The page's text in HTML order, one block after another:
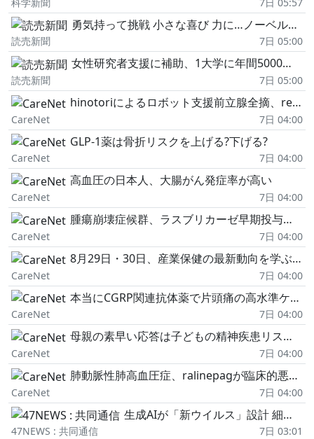
勇気持って挑戦 小さな喜び 力に…ノーベル賞受賞者を囲むフォーラム~次世代へのメッセージ 「未知なるものを追い求め」 @東京大学安田講堂
読売新聞 7日 05:00
女性研究者支援に補助、1大学に年間5000万円…出産・子育と両立できる環境整備し研究力底上げ
読売新聞 7日 05:00
hinotoriによるロボット支援前立腺全摘、real-worldデータでda Vinciと比較
CareNet 7日 04:00
GLP-1薬は骨折リスクを上げる?下げる?
CareNet 7日 04:00
高血圧の日本人、大腸がん発症率が高い
CareNet 7日 04:00
腫瘍崩壊症候群、ラスブリカーゼ早期投与が有用/BMJ
CareNet 7日 04:00
8月29日・30日、産業保健の最新動向を学ぶ!日本産業保健法学会【ご案内】
CareNet 7日 04:00
本当にCGRP関連抗体薬で片頭痛の高水準ケアは可能となったのか?
CareNet 7日 04:00
母親の素早い応答は子どもの精神疾患リスク低下と関連か
CareNet 7日 04:00
肺動脈性肺高血圧症、ralinepagが臨床的悪化リスクを半減/Lancet
CareNet 7日 04:00
生成AIが「新ウイルス」設計 細菌内で増殖確認、米大学が研究
47NEWS : 共同通信 7日 03:01